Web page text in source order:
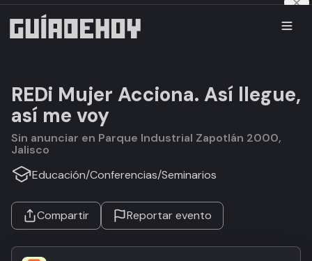
REDi Mujer Acciona. Así llegue,
así me voy
Sin anunciar en Parque Industrial Zapotlán 2000,
Jalisco
Educación/Conferencias/Seminarios
Compartir Reportar evento